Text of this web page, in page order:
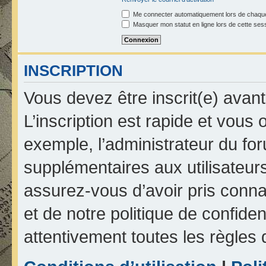
Me connecter automatiquement lors de
Masquer mon statut en ligne lors de cette
INSCRIPTION
Vous devez être inscrit(e)
L’inscription est rapide et
exemple, l’administrateur du
supplémentaires aux
assurez-vous d’avoir pris
et de notre politique de
attentivement toutes les règles